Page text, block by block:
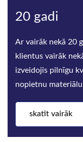
20 gadi
Ar vairāk nekā 20
klientus vairāk
izveidojis pilnīgu
nopietnu
skatīt vairāk